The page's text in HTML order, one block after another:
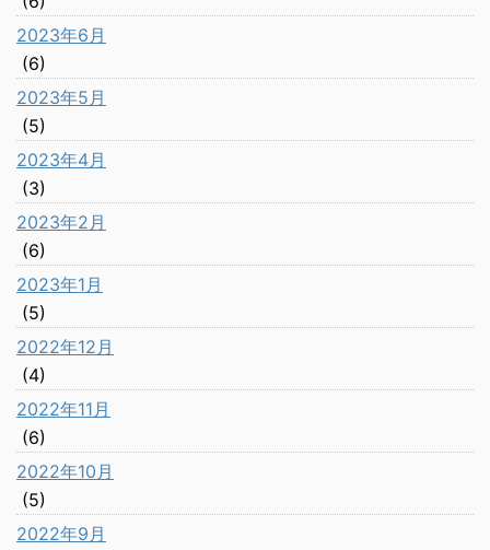
2023年6月
(6)
2023年5月
(5)
2023年4月
(3)
2023年2月
(6)
2023年1月
(5)
2022年12月
(4)
2022年11月
(6)
2022年10月
(5)
2022年9月